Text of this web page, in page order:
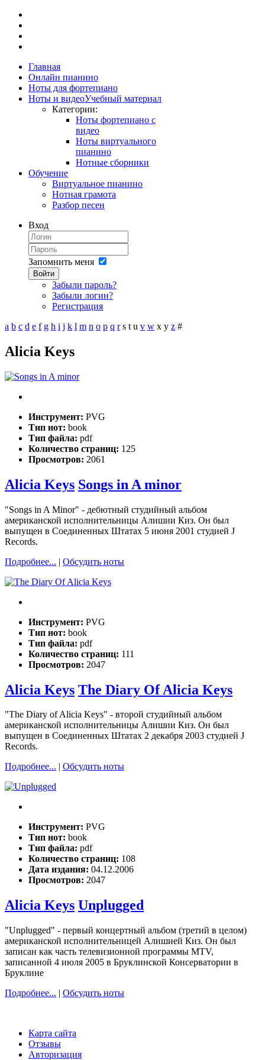
Главная
Онлайн пианино
Ноты для фортепиано
Ноты и видеоУчебный материал
Категории:
Ноты фортепиано с
видео
Ноты виртуального
пианино
Нотные сборники
Обучение
Виртуальное пианино
Нотная грамота
Разбор песен
Вход
Запомнить меня
Войти
Забыли пароль?
Забыли логин?
Регистрация
a b c d e f g h i j k l m n o p q r s t u v w x y z #
Alicia Keys
Инструмент: PVG
Тип нот: book
Тип файла: pdf
Количество страниц: 125
Просмотров: 2061
Alicia Keys Songs in A minor
"Songs in A Minor" - дебютный студийный альбом
американской исполнительницы Алишии Киз. Он был
выпущен в Соединенных Штатах 5 июня 2001 студией J
Records.
Подробнее... | Обсудить ноты
Инструмент: PVG
Тип нот: book
Тип файла: pdf
Количество страниц: 111
Просмотров: 2047
Alicia Keys The Diary Of Alicia Keys
"The Diary of Alicia Keys" - второй студийный альбом
американской исполнительницы Алишии Киз. Он был
выпущен в Соединенных Штатах 2 декабря 2003 студией J
Records.
Подробнее... | Обсудить ноты
Инструмент: PVG
Тип нот: book
Тип файла: pdf
Количество страниц: 108
Дата издания: 04.12.2006
Просмотров: 2047
Alicia Keys Unplugged
"Unplugged" - первый концертный альбом (третий в целом)
американской исполнительницей Алишией Киз. Он был
записан как часть телевизионной программы MTV,
записанной 4 июля 2005 в Бруклинской Консерватории в
Бруклине
Подробнее... | Обсудить ноты
Карта сайта
Отзывы
Авторизация